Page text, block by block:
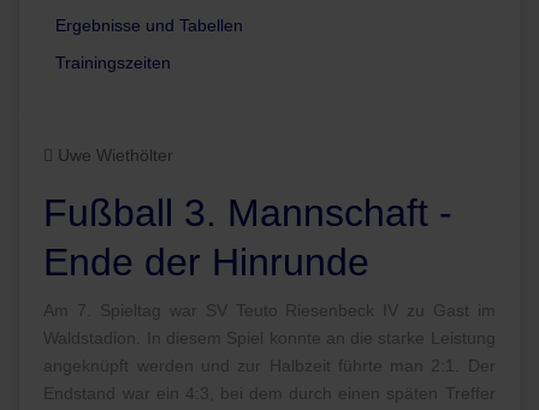
Ergebnisse und Tabellen
Trainingszeiten
Uwe Wiethölter
Fußball 3. Mannschaft -
Ende der Hinrunde
Am 7. Spieltag war SV Teuto Riesenbeck IV zu Gast im
Waldstadion. In diesem Spiel konnte an die starke Leistung
angeknüpft werden und zur Halbzeit führte man 2:1. Der
Endstand war ein 4:3, bei dem durch einen späten Treffer